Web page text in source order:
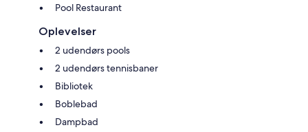
Pool Restaurant
Oplevelser
2 udendørs pools
2 udendørs tennisbaner
Bibliotek
Boblebad
Dampbad